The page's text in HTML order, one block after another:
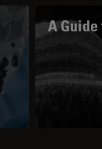
A Guide